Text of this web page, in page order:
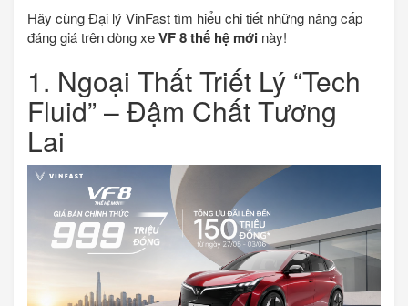
Hãy cùng Đại lý VinFast tìm hiểu chi tiết những nâng cấp
đáng giá trên dòng xeVF 8 thế hệ mới này!
1. Ngoại Thất Triết Lý “Tech
Fluid” – Đậm Chất Tương
Lai